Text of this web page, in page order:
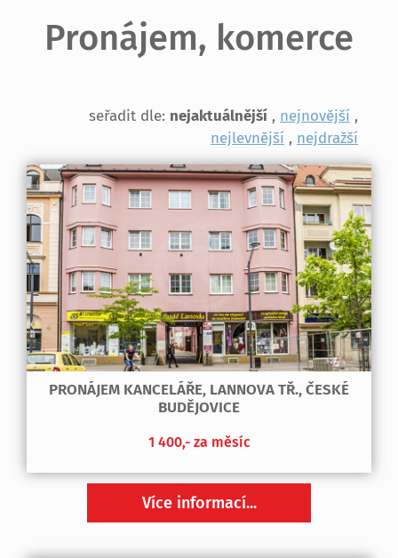
Pronájem, komerce
seřadit dle: nejaktuálnější , nejnovější ,
nejlevnější , nejdražší
PRONÁJEM KANCELÁŘE, LANNOVA TŘ., ČESKÉ
BUDĚJOVICE
1 400,- za měsíc
Více informací...